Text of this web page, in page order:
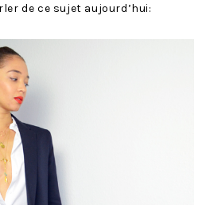
de ce sujet aujourd’hui: